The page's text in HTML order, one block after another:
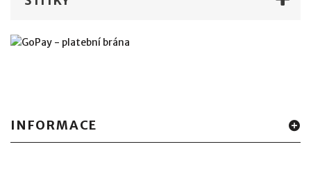
INFORMACE